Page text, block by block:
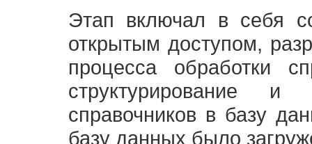
Этап включал в себя
открытым доступом,
процесса обработки
структурирование и
справочников в базу
базу данных было